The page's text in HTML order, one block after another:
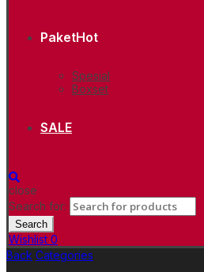
PaketHot
Spesial
Boxset
SALE
close
Search for:
Search
Wishlist 0
Back Categories